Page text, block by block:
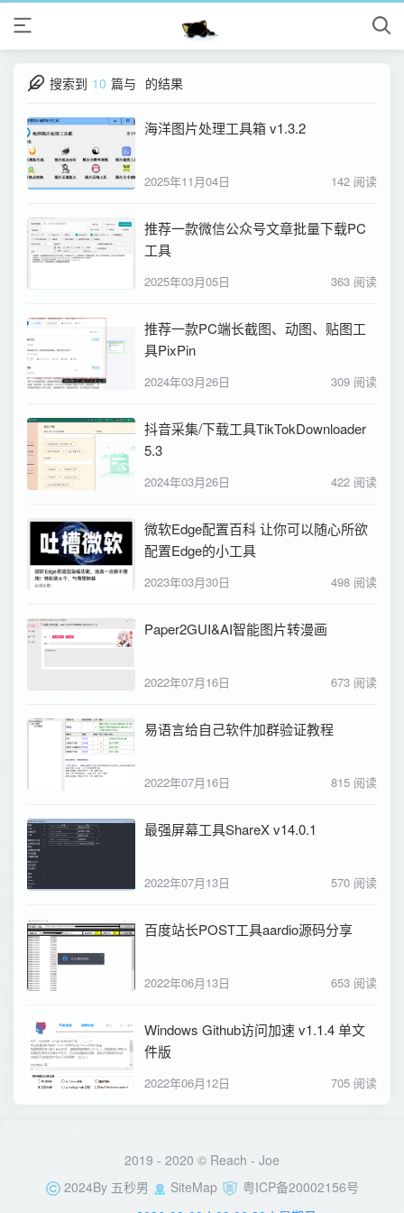
搜索到 10 篇与 的结果
海洋图片处理工具箱 v1.3.2
2025年11月04日 142 阅读
推荐一款微信公众号文章批量下载PC
工具
2025年03月05日 363 阅读
推荐一款PC端长截图、动图、贴图工
具PixPin
2024年03月26日 309 阅读
抖音采集/下载工具TikTokDownloader
5.3
2024年03月26日 422 阅读
微软Edge配置百科 让你可以随心所欲
配置Edge的小工具
2023年03月30日 498 阅读
Paper2GUI&AI智能图片转漫画
2022年07月16日 673 阅读
易语言给自己软件加群验证教程
2022年07月16日 815 阅读
最强屏幕工具ShareX v14.0.1
2022年07月13日 570 阅读
百度站长POST工具aardio源码分享
2022年06月13日 653 阅读
Windows Github访问加速 v1.1.4 单文
件版
2022年06月12日 705 阅读
2019 - 2020 © Reach - Joe
2024By 五秒男 SiteMap
粤ICP备20002156号